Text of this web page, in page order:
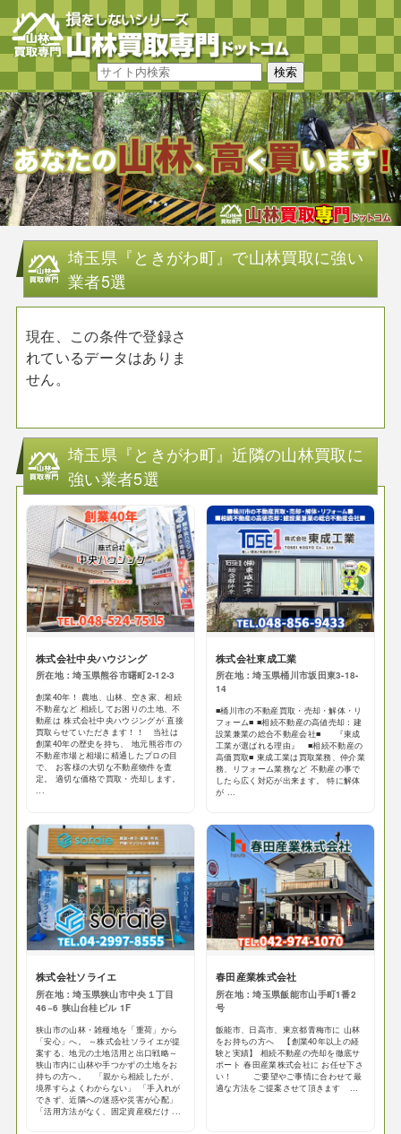
埼玉県『ときがわ町』で山林買取に強い
業者5選
現在、この条件で登録さ
れているデータはありま
せん。
埼玉県『ときがわ町』近隣の山林買取に
強い業者5選
株式会社中央ハウジング
所在地：埼玉県熊谷市曙町2-12-3
創業40年！ 農地、山林、空き家、相続
不動産など 相続してお困りの土地、不
動産は 株式会社中央ハウジングが 直接
買取らせていただきます！！ 当社は
創業40年の歴史を持ち、 地元熊谷市の
不動産市場と相場に精通したプロの目
で、 お客様の大切な不動産物件を査
定。 適切な価格で買取・売却します。
...
株式会社東成工業
所在地：埼玉県桶川市坂田東3-18-
14
■桶川市の不動産買取・売却・解体・リ
フォーム■ ■相続不動産の高値売却：建
設業兼業の総合不動産会社■ 『東成
工業が選ばれる理由』 ■相続不動産の
高価買取■ 東成工業は買取業務、仲介業
務、リフォーム業務など 不動産の事で
したら広く対応が出来ます。 特に解体
が ...
株式会社ソライエ
所在地：埼玉県狭山市中央１丁目
46−6 狭山台桂ビル 1F
狭山市の山林・雑種地を「重荷」から
「安心」へ。 ～株式会社ソライエが提
案する、地元の土地活用と出口戦略～
狭山市内に山林や手つかずの土地をお
持ちの方へ。 「親から相続したが、
境界すらよくわからない」 「手入れが
できず、近隣への迷惑や災害が心配」
「活用方法がなく、固定資産税だけ ...
春田産業株式会社
所在地：埼玉県飯能市山手町1番2
号
飯能市、日高市、東京都青梅市に 山林
をお持ちの方へ 【創業40年以上の経
験と実績】 相続不動産の売却を徹底サ
ポート 春田産業株式会社に お任せ下さ
い！ ご要望やご事情に合わせて最
適な方法をご提案させて頂きます ...